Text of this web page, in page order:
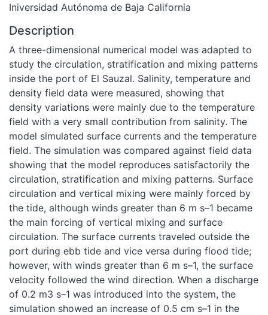
Iniversidad Autónoma de Baja California
Description
A three-dimensional numerical model was adapted to
study the circulation, stratification and mixing patterns
inside the port of El Sauzal. Salinity, temperature and
density field data were measured, showing that
density variations were mainly due to the temperature
field with a very small contribution from salinity. The
model simulated surface currents and the temperature
field. The simulation was compared against field data
showing that the model reproduces satisfactorily the
circulation, stratification and mixing patterns. Surface
circulation and vertical mixing were mainly forced by
the tide, although winds greater than 6 m s–1 became
the main forcing of vertical mixing and surface
circulation. The surface currents traveled outside the
port during ebb tide and vice versa during flood tide;
however, with winds greater than 6 m s–1, the surface
velocity followed the wind direction. When a discharge
of 0.2 m3 s–1 was introduced into the system, the
simulation showed an increase of 0.5 cm s–1 in the